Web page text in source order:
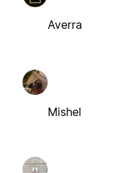
Averra
Mishel